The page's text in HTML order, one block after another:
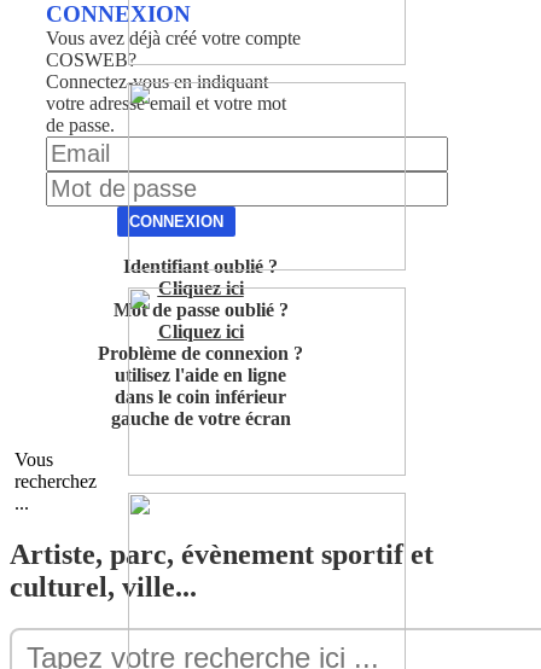
CONNEXION
Vous avez déjà créé votre compte
COSWEB?
Connectez-vous en indiquant
votre adresse email et votre mot
de passe.
CONNEXION
Identifiant oublié ?
Cliquez ici
Mot de passe oublié ?
Cliquez ici
Problème de connexion ?
utilisez l'aide en ligne
dans le coin inférieur
gauche de votre écran
Vous
recherchez
...
Artiste, parc, évènement sportif et
culturel, ville...